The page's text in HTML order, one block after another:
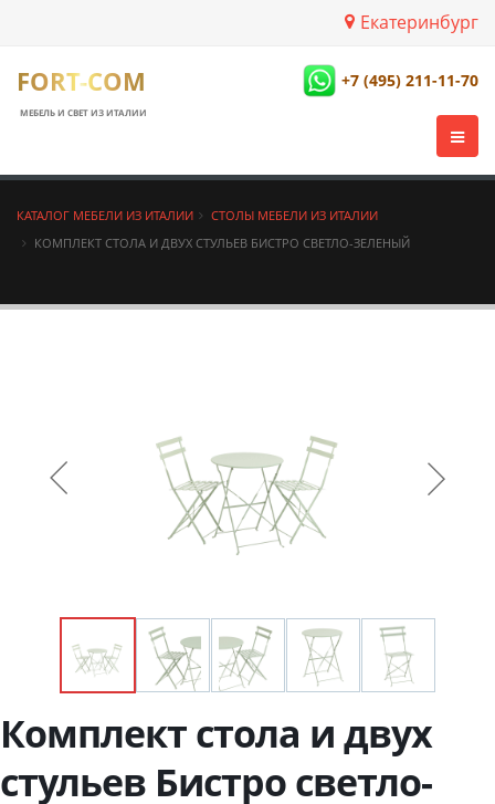
Екатеринбург
FORT-COM
МЕБЕЛЬ И СВЕТ ИЗ ИТАЛИИ
+7 (495) 211-11-70
КАТАЛОГ МЕБЕЛИ ИЗ ИТАЛИИ
СТОЛЫ МЕБЕЛИ ИЗ ИТАЛИИ
КОМПЛЕКТ СТОЛА И ДВУХ СТУЛЬЕВ БИСТРО СВЕТЛО-ЗЕЛЕНЫЙ
Комплект стола и двух
стульев Бистро светло-